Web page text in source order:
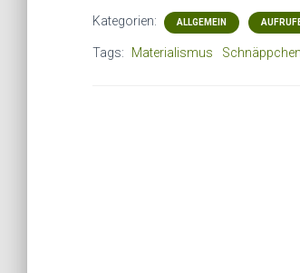
Kategorien: ALLGEMEIN
Tags: Materialismus Schnäppchen